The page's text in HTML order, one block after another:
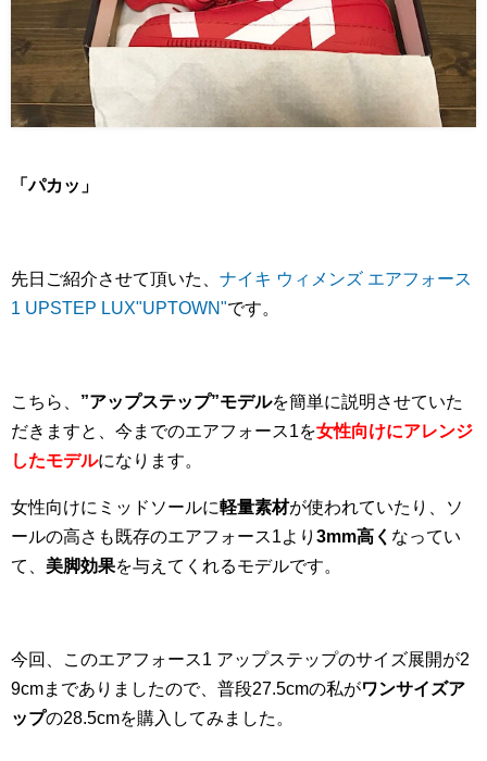
「パカッ」
先日ご紹介させて頂いた、 ナイキ ウィメンズ エアフォース
1 UPSTEP LUX"UPTOWN"です。
こちら、 ”アップステップ”モデルを簡単に説明させていた
だきますと、今までのエアフォース1を女性向けにアレンジ
したモデルになります。
女性向けにミッドソールに軽量素材が使われていたり、ソ
ールの高さも既存のエアフォース1より 3mm高く なってい
て、 美脚効果を与えてくれるモデルです。
今回、このエアフォース1 アップステップのサイズ展開が2
9cmまでありましたので、普段27.5cmの私がワンサイズア
ップの28.5cmを購入してみました。